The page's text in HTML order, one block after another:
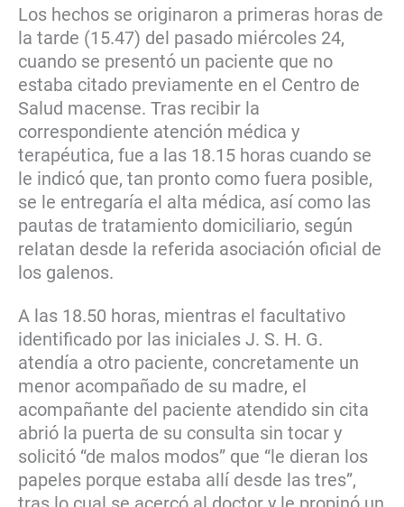
Los hechos se originaron a primeras horas de
la tarde (15.47) del pasado miércoles 24,
cuando se presentó un paciente que no
estaba citado previamente en el Centro de
Salud macense. Tras recibir la
correspondiente atención médica y
terapéutica, fue a las 18.15 horas cuando se
le indicó que, tan pronto como fuera posible,
se le entregaría el alta médica, así como las
pautas de tratamiento domiciliario, según
relatan desde la referida asociación oficial de
los galenos.
A las 18.50 horas, mientras el facultativo
identificado por las iniciales J. S. H. G.
atendía a otro paciente, concretamente un
menor acompañado de su madre, el
acompañante del paciente atendido sin cita
abrió la puerta de su consulta sin tocar y
solicitó “de malos modos” que “le dieran los
papeles porque estaba allí desde las tres”,